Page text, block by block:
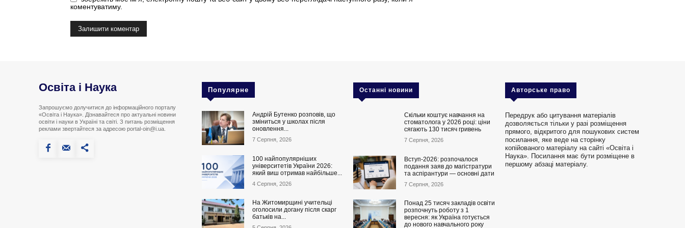
коментуватиму.
Освіта і Наука
Запрошуємо долучитися до інформаційного порталу
«Освіта і Наука». Дізнавайтеся про актуальні новини
освіти і науки в Україні та світі. З питань розміщення
реклами звертайтеся за адресою portal-oin@i.ua.
Популярне
Андрій Бутенко розповів, що
зміниться у школах після
оновлення...
7 Серпня, 2026
100 найпопулярніших
університетів України 2026:
який виш отримав найбільше...
4 Серпня, 2026
На Житомирщині учительці
оголосили догану після скарг
батьків на...
Останні новини
Скільки коштує навчання на
стоматолога у 2026 році: ціни
сягають 130 тисяч гривень
7 Серпня, 2026
Вступ-2026: розпочалося
подання заяв до магістратури
та аспірантури — основні дати
7 Серпня, 2026
Понад 25 тисяч закладів освіти
розпочнуть роботу з 1
вересня: як Україна готується
до нового навчального року
Авторське право
Передрук або цитування матеріалів
дозволяється тільки у разі розміщення
прямого, відкритого для пошукових систем
посилання, яке веде на сторінку
копійованого матеріалу на сайті «Освіта і
Наука». Посилання має бути розміщене в
першому абзаці матеріалу.